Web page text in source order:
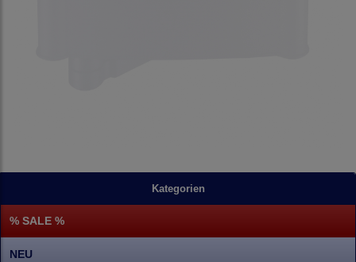
Kategorien
% SALE %
NEU